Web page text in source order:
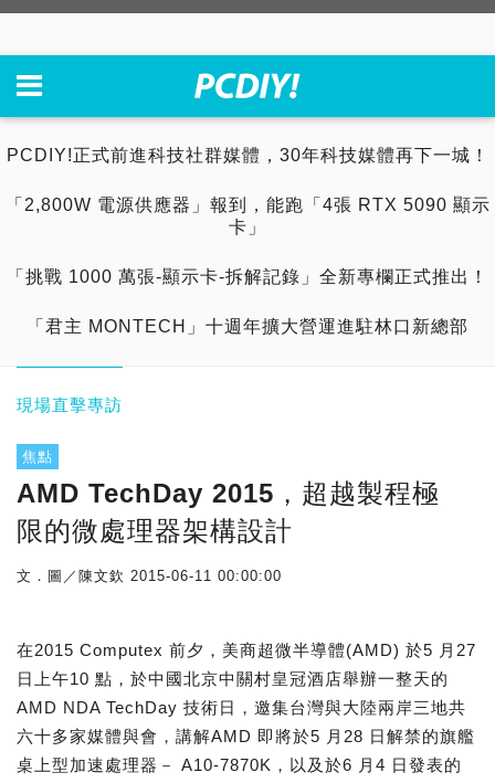
PCDIY!正式前進科技社群媒體，30年科技媒體再下一城！
「2,800W 電源供應器」報到，能跑「4張 RTX 5090 顯示
卡」
「挑戰 1000 萬張-顯示卡-拆解記錄」全新專欄正式推出！
「君主 MONTECH」十週年擴大營運進駐林口新總部
現場直擊專訪
焦點
AMD TechDay 2015，超越製程極
限的微處理器架構設計
文．圖／陳文欽 2015-06-11 00:00:00
在2015 Computex 前夕，美商超微半導體(AMD) 於5 月27
日上午10 點，於中國北京中關村皇冠酒店舉辦一整天的
AMD NDA TechDay 技術日，邀集台灣與大陸兩岸三地共
六十多家媒體與會，講解AMD 即將於5 月28 日解禁的旗艦
桌上型加速處理器－ A10-7870K，以及於6 月4 日發表的